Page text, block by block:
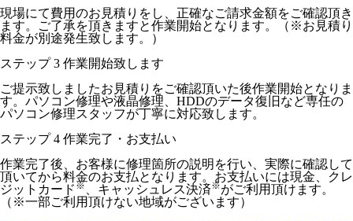
現場にて費用のお見積りをし、正確なご請求金額をご確認頂き
ます。ご了承を頂きますと作業開始となります。（※お見積り
料金が別途発生致します。）
ステップ 3 作業開始致します
ご提示致しましたお見積りをご確認頂いた後作業開始となりま
す。パソコン修理や液晶修理、HDDのデータ復旧など専任の
パソコン修理スタッフが丁寧に対応致します。
ステップ 4 作業完了・お支払い
作業完了後、お客様に修理箇所の説明を行い、実際に確認して
頂いてから料金のお支払となります。お支払いには現金、クレ
ジットカード ※ 、キャッシュレス決済※がご利用頂けます。
（※一部ご利用頂けない地域がございます）